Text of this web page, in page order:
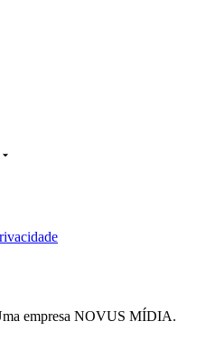
empresa NOVUS MÍDIA.